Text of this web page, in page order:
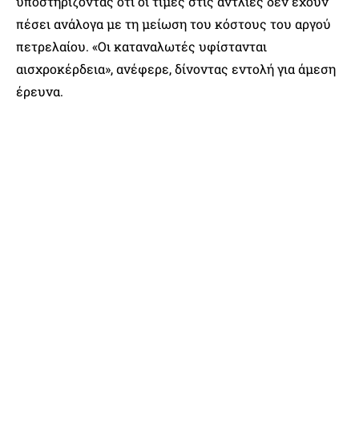
πέσει ανάλογα με τη μείωση του κόστους του αργού
πετρελαίου. «Οι καταναλωτές υφίστανται
αισχροκέρδεια», ανέφερε, δίνοντας εντολή για άμεση
έρευνα.